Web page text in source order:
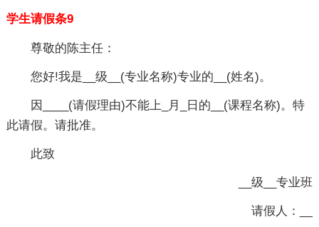
学生请假条9
尊敬的陈主任：
您好!我是__级__(专业名称)专业的__(姓名)。
因____(请假理由)不能上_月_日的__(课程名称)。特
此请假。请批准。
此致
__级__专业班
请假人：__